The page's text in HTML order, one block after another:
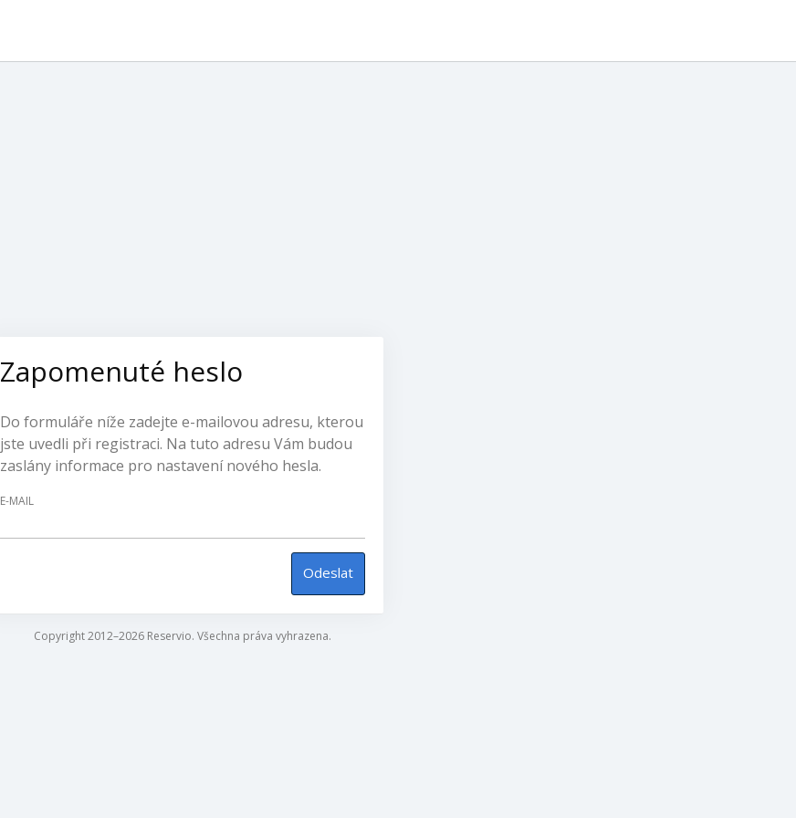
Zapomenuté heslo
Do formuláře níže zadejte e-mailovou adresu, kterou
jste uvedli při registraci. Na tuto adresu Vám budou
zaslány informace pro nastavení nového hesla.
E-MAIL
Odeslat
Copyright 2012–2026 Reservio. Všechna práva vyhrazena.